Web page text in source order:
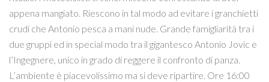
appena mangiato. Riescono in tal modo ad evitare i granchietti
crudi che Antonio pesca a mani nude. Grande famigliarità tra i
due gruppi ed in special modo tra il gigantesco Antonio Jovic e
l’Ingegnere, unico in grado di reggere il confronto di panza.
L’ambiente è piacevolissimo ma si deve ripartire. Ore 16:00